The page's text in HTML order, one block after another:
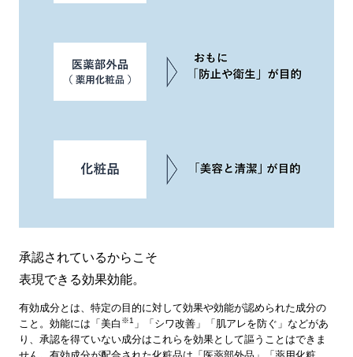
承認されているからこそ
表現できる効果効能。
有効成分とは、特定の目的に対して効果や効能が認められた成分の
こと。効能には「美白 ※1 」「シワ改善」「肌アレを防ぐ」などがあ
り、承認を得ていない成分はこれらを効果として謳うことはできま